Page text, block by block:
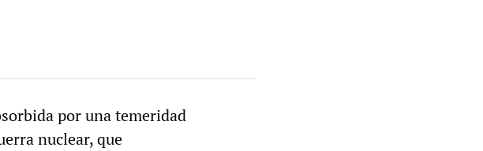
por una temeridad
nuclear, que